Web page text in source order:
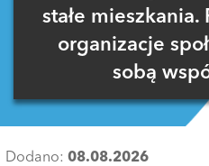
stałe mieszkania.
organizacje
sobą
Dodano: 08.08.2026